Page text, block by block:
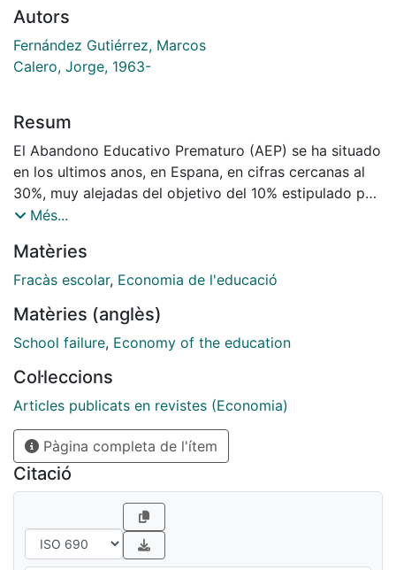
Autors
Fernández Gutiérrez, Marcos
Calero, Jorge, 1963-
Resum
El Abandono Educativo Prematuro (AEP) se ha situado
en los ultimos anos, en Espana, en cifras cercanas al
30%, muy alejadas del objetivo del 10% estipulado por
la UE. El AEP da lugar a importantes costes
particular importancia los costes en terminos de salud,
observados tanto en habitos y comportamientos con
propios resultados en salud (outputs). Las elevadas
cifras de AEP han despertado la preocupacion de la
evaluacion de los costes del AEP y, en particular,
aquellos de tipo no monetario (tales como los
relativos a la salud), no ha sido apenas abordada
hasta la fecha. El objetivo de este trabajo es,
precisamente, evaluar y cuantificar los costes no
monetarios del AEP en terminos de la salud futura de
la poblacion espanola.
Més...
Matèries
Fracàs escolar, Economia de l'educació
Matèries (anglès)
School failure, Economy of the education
Col·leccions
Articles publicats en revistes (Economia)
Pàgina completa de l'ítem
Citació